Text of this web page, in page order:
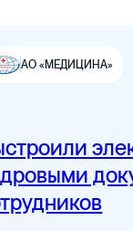
АО «МЕДИЦИНА»